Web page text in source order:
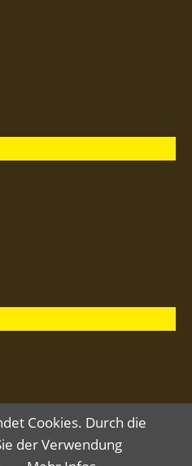
Cookies. Durch die
der Verwendung